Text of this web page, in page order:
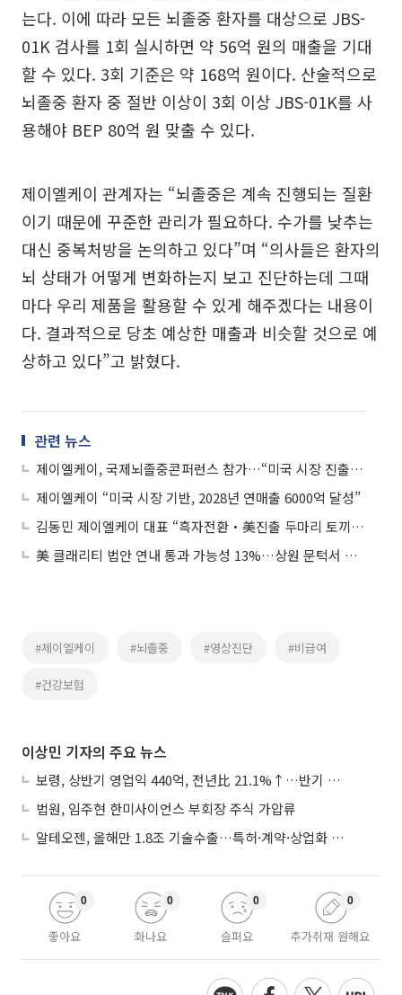
는다. 이에 따라 모든 뇌졸중 환자를 대상으로 JBS-
01K 검사를 1회 실시하면 약 56억 원의 매출을 기대
할 수 있다. 3회 기준은 약 168억 원이다. 산술적으로
뇌졸중 환자 중 절반 이상이 3회 이상 JBS-01K를 사
용해야 BEP 80억 원 맞출 수 있다.
제이엘케이 관계자는 “뇌졸중은 계속 진행되는 질환
이기 때문에 꾸준한 관리가 필요하다. 수가를 낮추는
대신 중복처방을 논의하고 있다”며 “의사들은 환자의
뇌 상태가 어떻게 변화하는지 보고 진단하는데 그때
마다 우리 제품을 활용할 수 있게 해주겠다는 내용이
다. 결과적으로 당초 예상한 매출과 비슷할 것으로 예
상하고 있다”고 밝혔다.
관련 뉴스
제이엘케이, 국제뇌졸중콘퍼런스 참가…“미국 시장 진출 속도”
제이엘케이 “미국 시장 기반, 2028년 연매출 6000억 달성”
김동민 제이엘케이 대표 “흑자전환‧美진출 두마리 토끼 잡는다”
美 클래리티 법안 연내 통과 가능성 13%…상원 문턱서 제동
#제이엘케이 #뇌졸중 #영상진단 #비급여
#건강보험
이상민 기자의 주요 뉴스
보령, 상반기 영업익 440억, 전년比 21.1%↑…반기 역대 최대
법원, 임주현 한미사이언스 부회장 주식 가압류
알테오젠, 올해만 1.8조 기술수출…특허·계약·상업화 ‘삼박자’
좋아요
0
화나요
0
슬퍼요
0
추가취재 원해요
0